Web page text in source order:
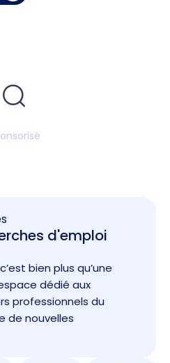
d'emploi
bien plus qu’une
dédié aux
professionnels du
de nouvelles